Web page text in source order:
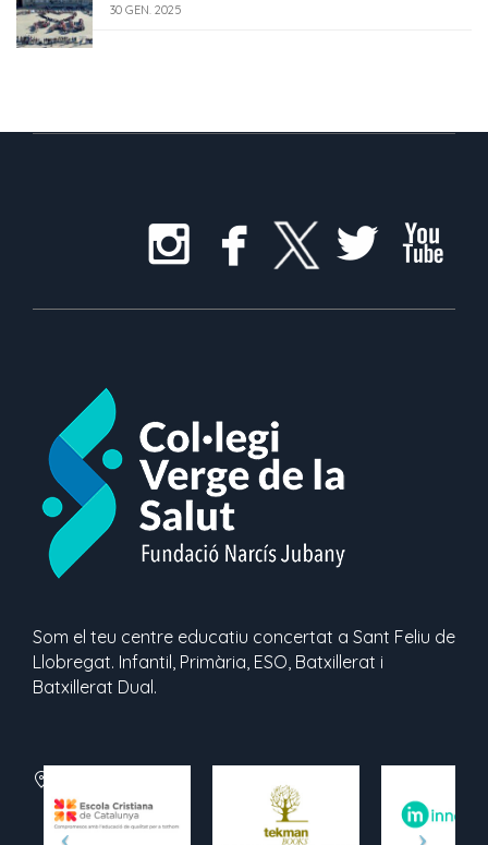
30 GEN. 2025
Som el teu centre educatiu concertat a Sant Feliu de
Llobregat. Infantil, Primària, ESO, Batxillerat i
Batxillerat Dual.